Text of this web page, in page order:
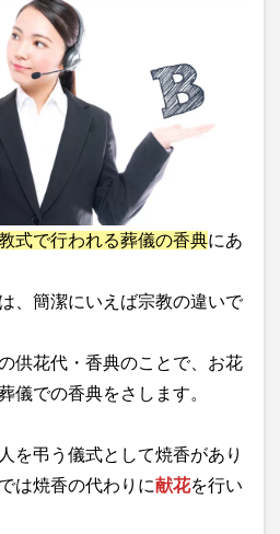
式で行われる葬儀の香典にあ
、簡潔にいえば宗教の違いで
供花代・香典のことで、お花
儀での香典をさします。
を弔う儀式として焼香があり
は焼香の代わりに献花を行い